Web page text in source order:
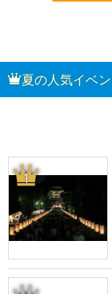
夏の人気イベ
1